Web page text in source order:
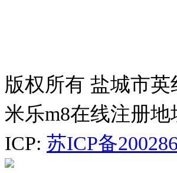
版权所有 盐城市
米乐m8在线注册
ICP: 苏ICP备